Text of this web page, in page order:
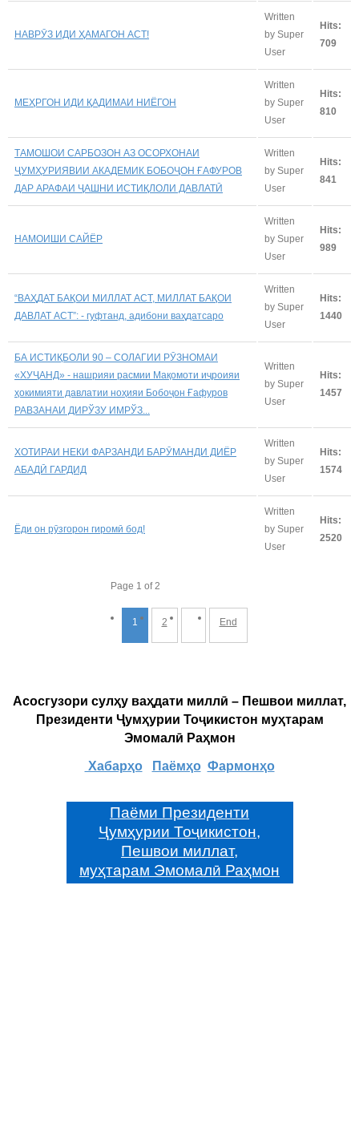
НАВРӮЗ ИДИ ҲАМАГОН АСТ!
Written
by Super
User
Hits:
709
МЕҲРГОН ИДИ ҚАДИМАИ НИЁГОН
Written
by Super
User
Hits:
810
ТАМОШОИ САРБОЗОН АЗ ОСОРХОНАИ
ҶУМҲУРИЯВИИ АКАДЕМИК БОБОҶОН ҒАФУРОВ
ДАР АРАФАИ ҶАШНИ ИСТИҚЛОЛИ ДАВЛАТӢ
Written
by Super
User
Hits:
841
НАМОИШИ САЙЁР
Written
by Super
User
Hits:
989
“ВАҲДАТ БАҚОИ МИЛЛАТ АСТ, МИЛЛАТ БАҚОИ
ДАВЛАТ АСТ”: - гуфтанд, адибони ваҳдатсаро
Written
by Super
User
Hits:
1440
БА ИСТИҚБОЛИ 90 – СОЛАГИИ РӮЗНОМАИ
«ХУҶАНД» - нашрияи расмии Мақомоти иҷроияи
ҳокимияти давлатии ноҳияи Бобоҷон Ғафуров
РАВЗАНАИ ДИРЎЗУ ИМРЎЗ...
Written
by Super
User
Hits:
1457
ХОТИРАИ НЕКИ ФАРЗАНДИ БАРӮМАНДИ ДИЁР
АБАДӢ ГАРДИД
Written
by Super
User
Hits:
1574
Ёди он рӯзгорон гиромӣ бод!
Written
by Super
User
Hits:
2520
Page 1 of 2
1 2 End
Асосгузори сулҳу ваҳдати миллӣ – Пешвои миллат,
Президенти Ҷумҳурии Тоҷикистон муҳтарам
Эмомалӣ Раҳмон
Хабарҳо Паёмҳо Фармонҳо
Паёми Президенти
Ҷумҳурии Тоҷикистон,
Пешвои миллат,
муҳтарам Эмомалӣ Раҳмон